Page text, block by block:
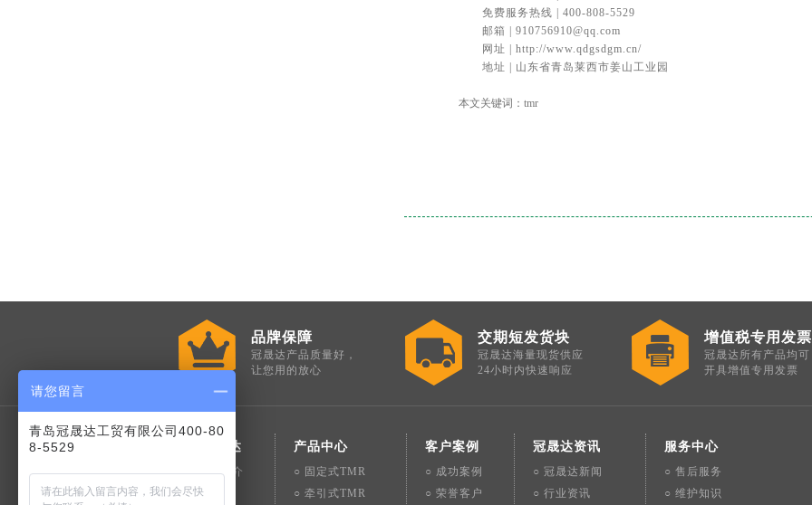
免费服务热线 | 400-808-5529
邮箱 | 910756910@qq.com
网址 | http://www.qdgsdgm.cn/
地址 | 山东省青岛莱西市姜山工业园
本文关键词：tmr
品牌保障
冠晟达产品质量好，
让您用的放心
交期短发货块
冠晟达海量现货供应
24小时内快速响应
增值税专用发票
冠晟达所有产品均可
开具增值专用发票
走进冠晟达
○ 冠晟达简介
○ 公司理念
产品中心
○ 固定式TMR
○ 牵引式TMR
客户案例
○ 成功案例
○ 荣誉客户
冠晟达资讯
○ 冠晟达新闻
○ 行业资讯
服务中心
○ 售后服务
○ 维护知识
请您留言
青岛冠晟达工贸有限公司400-80
8-5529